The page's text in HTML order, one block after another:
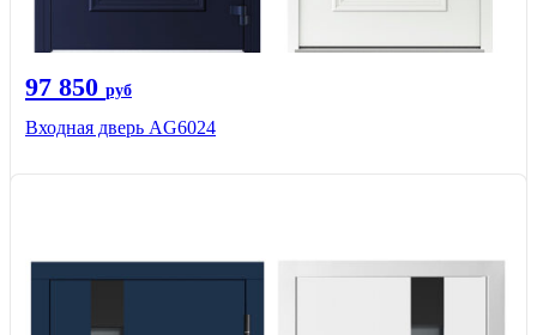
97 850 руб
Входная дверь AG6024